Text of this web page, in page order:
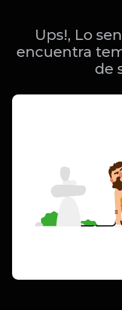
Ups!, Lo
encuentra
de